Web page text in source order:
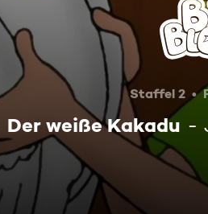
Staffel 2
Der weiße Kakadu